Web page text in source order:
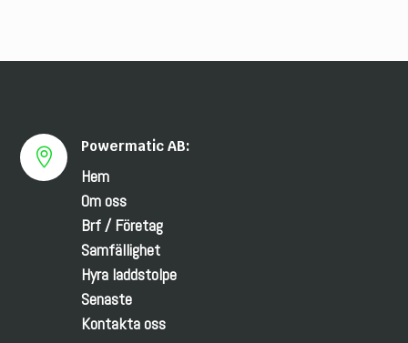
 Powermatic AB:
Hem
Om oss
Brf / Företag
Samfällighet
Hyra laddstolpe
Senaste
Kontakta oss